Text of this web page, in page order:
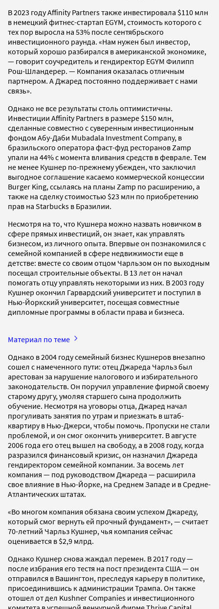
В 2023 году Affinity Partners также инвестировала $110 млн
в немецкий фитнес-стартап EGYM, стоимость которого с
тех пор выросла на 53% после сентябрьского
инвестиционного раунда. «Нам нужен был инвестор,
который хорошо разбирался в американской экономике,
— говорит соучредитель и гендиректор EGYM Филипп
Рош-Шландерер. — Компания оказалась отличным
партнером. А Джаред постоянно поддерживает с нами
связь».
Однако не все результаты столь оптимистичны.
Инвестиции Affinity Partners в размере $150 млн,
сделанные совместно с суверенным инвестиционным
фондом Абу-Даби Mubadala Investment Company, в
бразильского оператора фаст-фуд ресторанов Zamp
упали на 44% с момента вливания средств в феврале. Тем
не менее Кушнер по-прежнему убежден, что заключил
выгодное соглашение касаемо коммерческой концессии
Burger King, ссылаясь на планы Zamp по расширению, а
также на сделку стоимостью $23 млн по приобретению
прав на Starbucks в Бразилии.
Несмотря на то, что Кушнера можно назвать новичком в
сфере прямых инвестиций, он знает, как управлять
бизнесом, из личного опыта. Впервые он познакомился с
семейной компанией в сфере недвижимости еще в
детстве: вместе со своим отцом Чарльзом он по выходным
посещал строительные объекты. В 13 лет он начал
помогать отцу управлять некоторыми из них. В 2003 году
Кушнер окончил Гарвардский университет и поступил в
Нью-Йоркский университет, посещая совместные
дипломные программы в области права и бизнеса.
Материал по теме
Однако в 2004 году семейный бизнес Кушнеров внезапно
сошел с намеченного пути: отец Джареда Чарльз был
арестован за нарушение налогового и избирательного
законодательств. Он поручил управление фирмой своему
старому другу, умоляя старшего сына продолжить
обучение. Несмотря на уговоры отца, Джаред начал
прогуливать занятия по утрам и приезжать в штаб-
квартиру в Нью-Джерси, чтобы помочь. Пропуски не стали
проблемой, и он смог окончить университет. В августе
2006 года его отец вышел на свободу, а в 2008 году, когда
разразился финансовый кризис, он назначил Джареда
гендиректором семейной компании. За восемь лет
компания — под руководством Джареда — расширила
свое влияние в Нью-Йорке, на Среднем Западе и в Средне-
Атлантических штатах.
«Во многом компания обязана своим успехом Джареду,
который смог вернуть ей прочный фундамент», — считает
70-летний Чарльз Кушнер, чья компания сейчас
оценивается в $2,9 млрд.
Однако Кушнер снова жаждал перемен. В 2017 году —
после избрания его тестя на пост президента США — он
отправился в Вашингтон, преследуя карьеру в политике,
присоединившись к администрации Трампа. Он также
отошел от дел Kushner Companies и инвестиционного